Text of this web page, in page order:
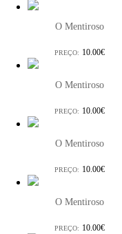
O Mentiroso
PREÇO: 10.00€
O Mentiroso
PREÇO: 10.00€
O Mentiroso
PREÇO: 10.00€
O Mentiroso
PREÇO: 10.00€